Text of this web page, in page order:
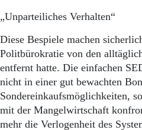
„Unparteiliches Verhalten“
Diese Bespiele machen
Politbürokratie von den
entfernt hatte. Die einfachen
nicht in einer gut bewachten
Sondereinkaufsmöglichkeiten,
mit der Mangelwirtschaft
mehr die Verlogenheit des